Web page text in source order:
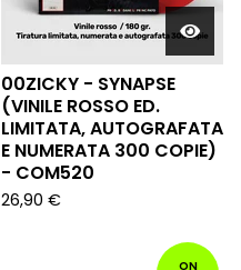
00ZICKY - SYNAPSE
(VINILE ROSSO ED.
LIMITATA, AUTOGRAFATA
E NUMERATA 300 COPIE)
- COM520
26,90 €
ON